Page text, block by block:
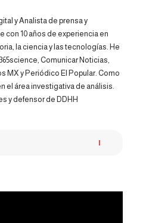
y Analista de prensa y
con 10 años de experiencia en
la ciencia y las tecnologías. He
Comunicar Noticias,
MX y Periódico El Popular. Como
el área investigativa de análisis.
y defensor de DDHH